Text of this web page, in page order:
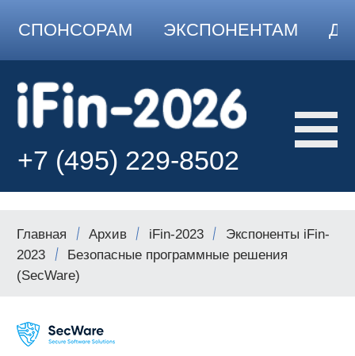
СПОНСОРАМ ЭКСПОНЕНТАМ
+7 (495) 229-8502
Главная Архив iFin-2023
Экспоненты iFin-
2023
Безопасные программные решения
(SecWare)